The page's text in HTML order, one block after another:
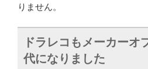
りません。
ドラレコもメーカーオ
代になりました